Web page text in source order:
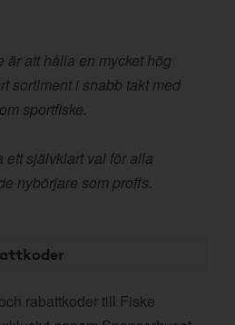
är att hålla en mycket hög
sortiment i snabb takt med
sportfiske.
ett självklart val för alla
nybörjare som proffs.
rabattkoder till Fiske